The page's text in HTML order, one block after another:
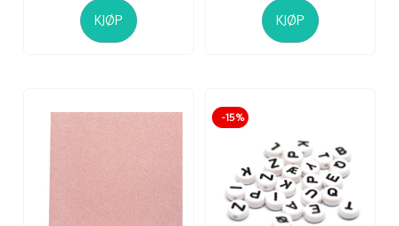
KJØP KJØP
-15%